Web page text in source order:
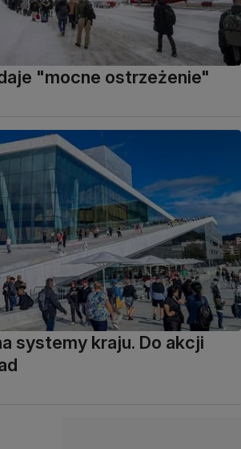
"mocne ostrzeżenie"
systemy kraju. Do akcji